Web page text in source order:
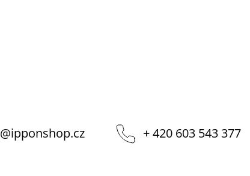
@ipponshop.cz + 420 603 543 377